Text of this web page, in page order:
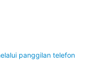
panggilan telefon